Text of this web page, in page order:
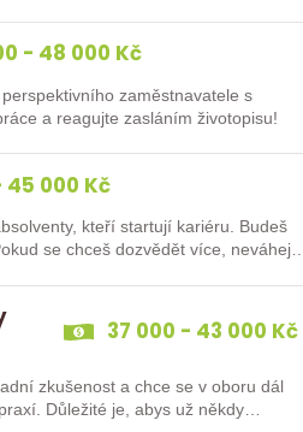
- 48 000 Kč
zaměstnavatele s
a reagujte zasláním životopisu!
45 000 Kč
kteří startují kariéru. Budeš
moderním pracovním místem a spoustou benefitů. Pokud se chceš dozvědět více, neváhej…
37 000 - 43 000 Kč
zkušenost a chce se v oboru dál